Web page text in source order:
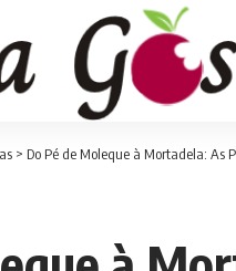
> Do Pé de Moleque à Mortadela: As